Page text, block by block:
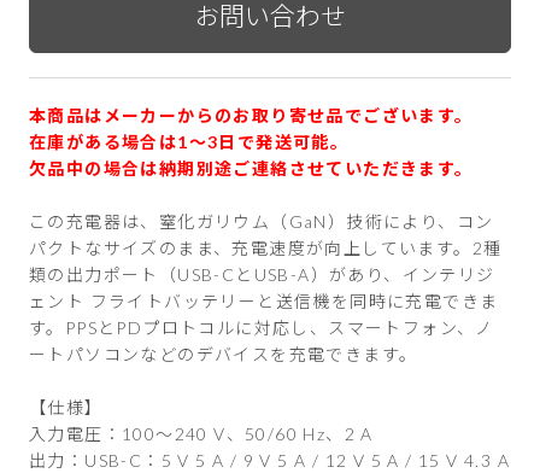
本商品はメーカーからのお取り寄せ品でございます。
在庫がある場合は1〜3日で発送可能。
欠品中の場合は納期別途ご連絡させていただきます。
この充電器は、窒化ガリウム（GaN）技術により、コン
パクトなサイズのまま、充電速度が向上しています。2種
類の出力ポート（USB-CとUSB-A）があり、インテリジ
ェント フライトバッテリーと送信機を同時に充電できま
す。PPSとPDプロトコルに対応し、スマートフォン、ノ
ートパソコンなどのデバイスを充電できます。
【仕様】
入力電圧：100～240 V、50/60 Hz、2 A
出力：USB-C：5 V 5 A / 9 V 5 A / 12 V 5 A / 15 V 4.3 A